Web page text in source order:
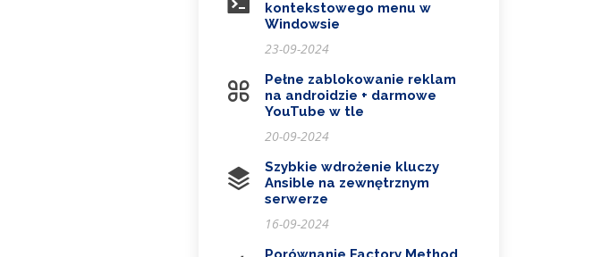
kontekstowego menu w
Windowsie
23-09-2024
Pełne zablokowanie reklam
na androidzie + darmowe
YouTube w tle
20-09-2024
Szybkie wdrożenie kluczy
Ansible na zewnętrznym
serwerze
16-09-2024